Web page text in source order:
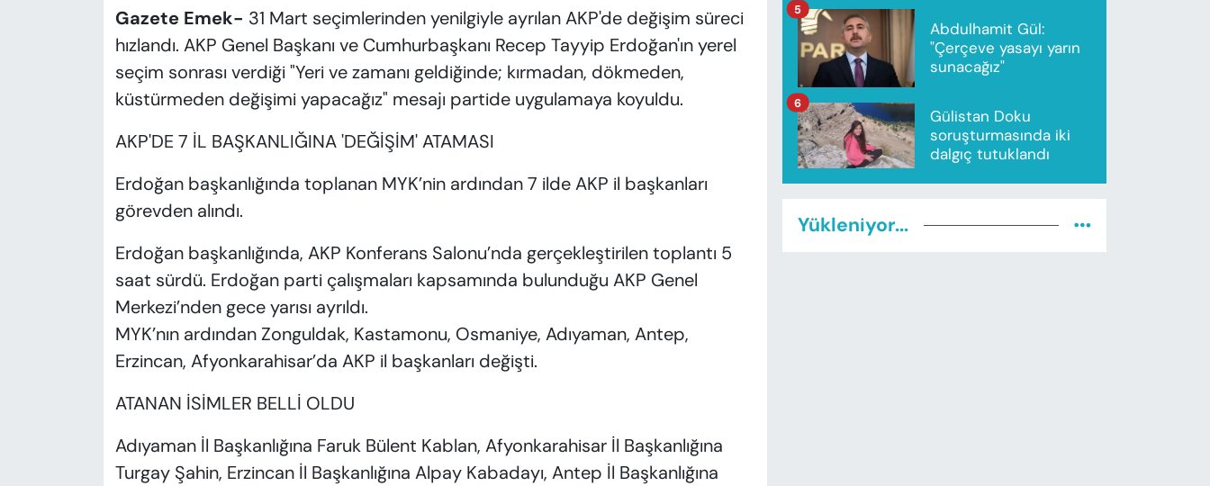
Gazete Emek- 31 Mart seçimlerinden yenilgiyle ayrılan AKP'de değişim süreci
hızlandı. AKP Genel Başkanı ve Cumhurbaşkanı Recep Tayyip Erdoğan'ın yerel
seçim sonrası verdiği "Yeri ve zamanı geldiğinde; kırmadan, dökmeden,
küstürmeden değişimi yapacağız" mesajı partide uygulamaya koyuldu.
AKP'DE 7 İL BAŞKANLIĞINA 'DEĞİŞİM' ATAMASI
Erdoğan başkanlığında toplanan MYK’nin ardından 7 ilde AKP il başkanları
görevden alındı.
Erdoğan başkanlığında, AKP Konferans Salonu’nda gerçekleştirilen toplantı 5
saat sürdü. Erdoğan parti çalışmaları kapsamında bulunduğu AKP Genel
Merkezi’nden gece yarısı ayrıldı.
MYK’nın ardından Zonguldak, Kastamonu, Osmaniye, Adıyaman, Antep,
Erzincan, Afyonkarahisar’da AKP il başkanları değişti.
ATANAN İSİMLER BELLİ OLDU
Adıyaman İl Başkanlığına Faruk Bülent Kablan, Afyonkarahisar İl Başkanlığına
Turgay Şahin, Erzincan İl Başkanlığına Alpay Kabadayı, Antep İl Başkanlığına
Abdulhamit Gül:
"Çerçeve yasayı yarın
sunacağız"
5
Gülistan Doku
soruşturmasında iki
dalgıç tutuklandı
6
Yükleniyor...
VAN VE DİYARBAKIR HABERLERİ